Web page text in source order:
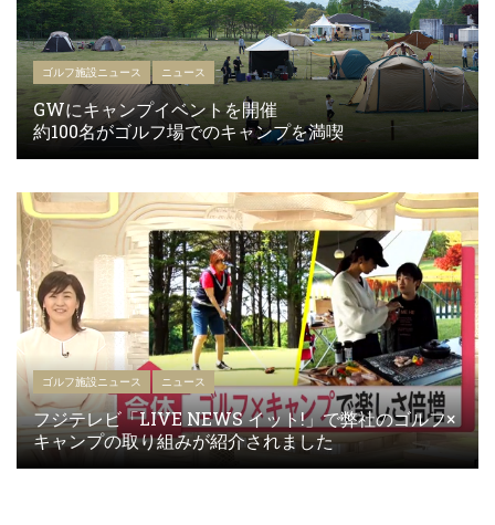
ゴルフ施設ニュース ニュース
GWにキャンプイベントを開催
約100名がゴルフ場でのキャンプを満喫
ゴルフ施設ニュース ニュース
フジテレビ「LIVE NEWS イット!」で弊社のゴルフ×
キャンプの取り組みが紹介されました